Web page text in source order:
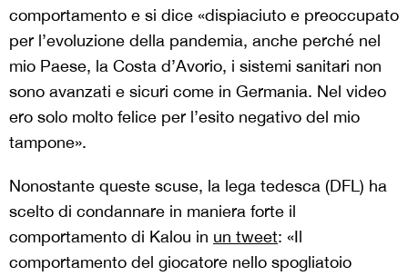
comportamento e si dice «dispiaciuto e preoccupato
per l’evoluzione della pandemia, anche perché nel
mio Paese, la Costa d’Avorio, i sistemi sanitari non
sono avanzati e sicuri come in Germania. Nel video
ero solo molto felice per l’esito negativo del mio
tampone».
Nonostante queste scuse, la lega tedesca (DFL) ha
scelto di condannare in maniera forte il
comportamento di Kalou in un tweet: «Il
comportamento del giocatore nello spogliatoio